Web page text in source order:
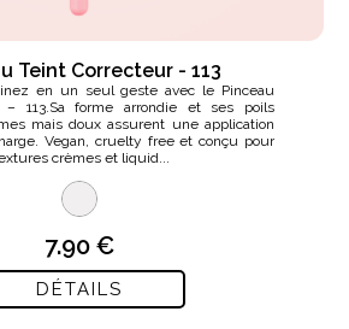
Teint Correcteur - 113
en un seul geste avec le Pinceau
– 113.Sa forme arrondie et ses poils
mais doux assurent une application
Vegan, cruelty free et conçu pour
crèmes et liquid...
7.90 €
DÉTAILS